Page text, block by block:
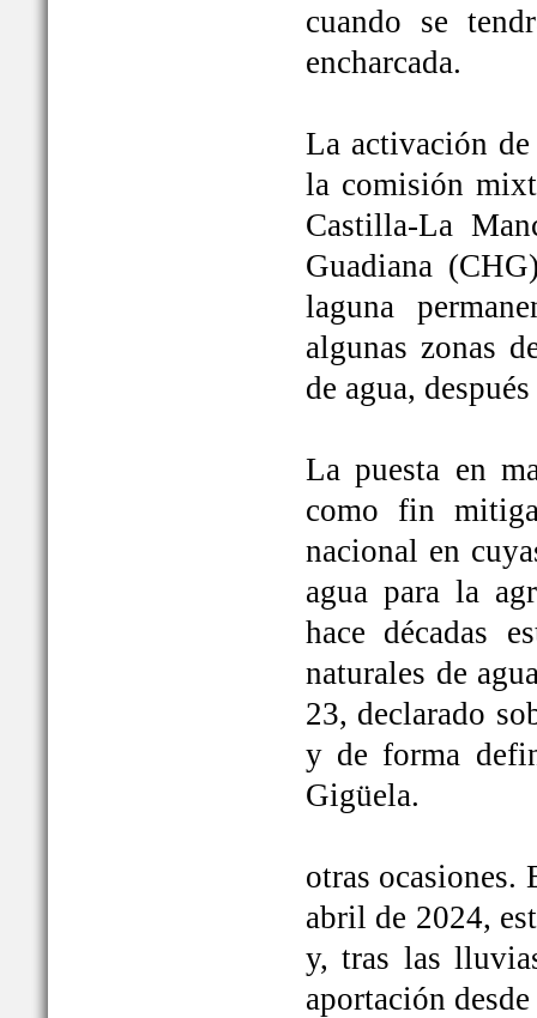
cuando se
encharcada.
La activación
la comisión
Castilla-La
Guadiana
laguna
algunas zonas
de agua,
La puesta en
como fin
nacional en
agua para la
hace décadas
naturales de
23, declarado
y de forma
Gigüela.
otras ocasiones.
abril de 2024,
y, tras las
aportación